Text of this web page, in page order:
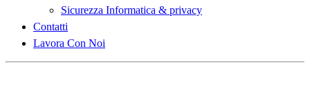
Sicurezza Informatica & privacy
Contatti
Lavora Con Noi